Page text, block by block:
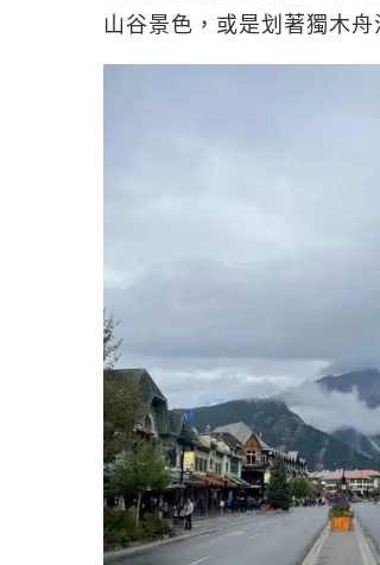
山谷景色，或是划著獨木